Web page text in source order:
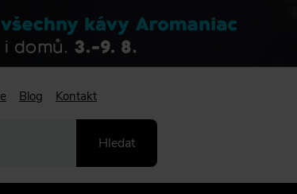
Blog Kontakt
Hledat